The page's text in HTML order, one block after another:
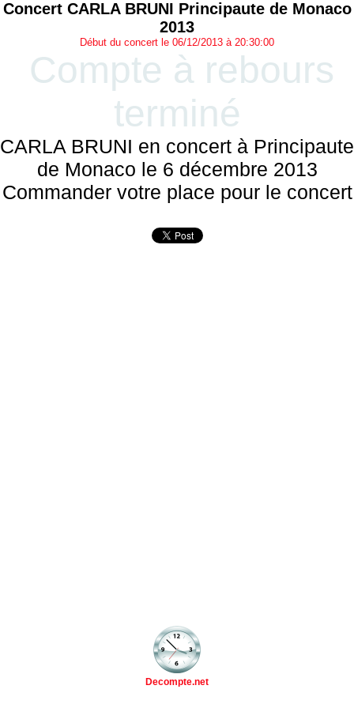
Concert CARLA BRUNI Principaute de Monaco
2013
Début du concert le 06/12/2013 à 20:30:00
Compte à rebours
terminé
CARLA BRUNI en concert à Principaute
de Monaco le 6 décembre 2013
Commander votre place pour le concert
Decompte.net